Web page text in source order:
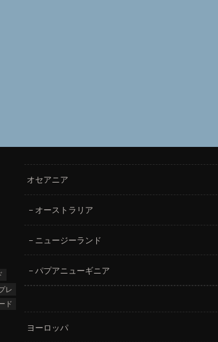
レ
ド
オセアニア
オーストラリア
ニュージーランド
パプアニューギニア
ヨーロッパ